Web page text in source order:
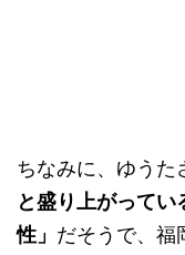
ちなみに、ゆうた
と盛り上がって
性」 だそうで、福